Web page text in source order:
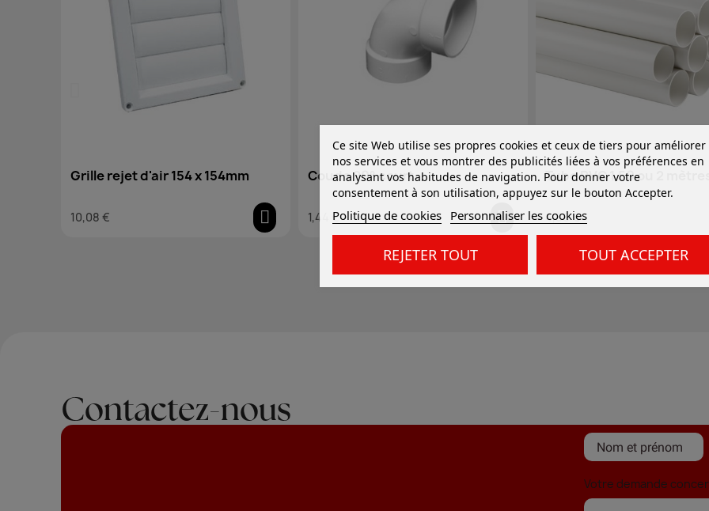
Grille rejet d'air 154 x 154mm
10,08 €
Coude 90° court
1,44 €
Tube PVC 1,50 ou 2
4,80 €
Contactez-nous
Votre demande
Ce site Web utilise ses propres cookies et ceux de tiers pour améliorer
nos services et vous montrer des publicités liées à vos préférences en
analysant vos habitudes de navigation. Pour donner votre
consentement à son utilisation, appuyez sur le bouton Accepter.
Politique de cookies Personnaliser les cookies
REJETER TOUT TOUT ACCEPTER